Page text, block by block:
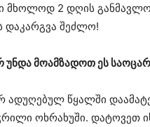
მხოლოდ 2 დღის
დაკარგვა შეძლო!
მოამზადოთ ეს
წყალში
ოხრახუში. დატოვეთ